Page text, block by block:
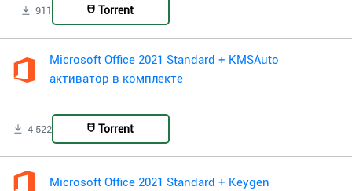
911 Torrent
Microsoft Office 2021 Standard + KMSAuto
активатор в комплекте
4 522 Torrent
Microsoft Office 2021 Standard + Keygen